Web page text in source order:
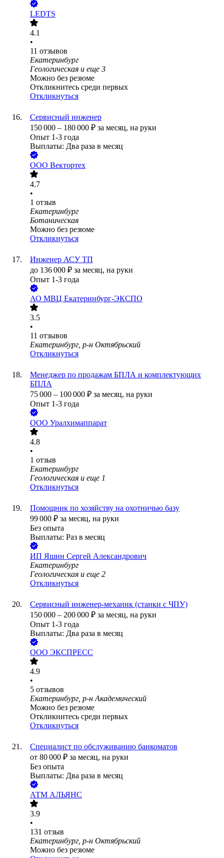
LEDTS
4.1
•
11 отзывов
Екатеринбург
Геологическая и еще 3
Можно без резюме
Откликнитесь среди первых
Откликнуться
Сервисный инженер
150 000 – 180 000 ₽ за месяц, на руки
Опыт 1-3 года
Выплаты: Два раза в месяц
ООО Вектортех
4.7
•
1 отзыв
Екатеринбург
Ботаническая
Можно без резюме
Откликнуться
Инженер АСУ ТП
до 136 000 ₽ за месяц, на руки
Опыт 1-3 года
АО МВЦ Екатеринбург-ЭКСПО
3.5
•
11 отзывов
Екатеринбург, р-н Октябрьский
Откликнуться
Менеджер по продажам БПЛА и комплектующих
БПЛА
75 000 – 100 000 ₽ за месяц, на руки
Опыт 1-3 года
ООО Уралхимаппарат
4.8
•
1 отзыв
Екатеринбург
Геологическая и еще 1
Откликнуться
Помощник по хозяйству на охотничью базу
99 000 ₽ за месяц, на руки
Без опыта
Выплаты: Раз в месяц
ИП Яшин Сергей Александрович
Екатеринбург
Геологическая и еще 2
Откликнуться
Сервисный инженер-механик (станки с ЧПУ)
150 000 – 200 000 ₽ за месяц, на руки
Опыт 1-3 года
Выплаты: Два раза в месяц
ООО ЭКСПРЕСС
4.9
•
5 отзывов
Екатеринбург, р-н Академический
Можно без резюме
Откликнитесь среди первых
Откликнуться
Специалист по обслуживанию банкоматов
от 80 000 ₽ за месяц, на руки
Без опыта
Выплаты: Два раза в месяц
АТМ АЛЬЯНС
3.9
•
131 отзыв
Екатеринбург, р-н Октябрьский
Можно без резюме